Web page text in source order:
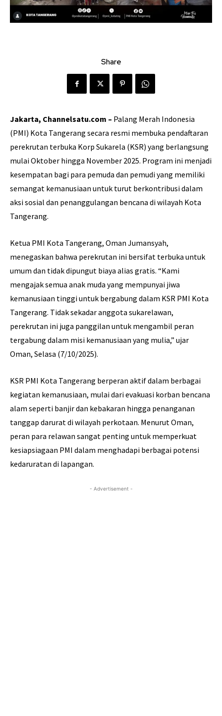
Share
Jakarta, Channelsatu.com – Palang Merah Indonesia
(PMI) Kota Tangerang secara resmi membuka pendaftaran
perekrutan terbuka Korp Sukarela (KSR) yang berlangsung
mulai Oktober hingga November 2025. Program ini menjadi
kesempatan bagi para pemuda dan pemudi yang memiliki
semangat kemanusiaan untuk turut berkontribusi dalam
aksi sosial dan penanggulangan bencana di wilayah Kota
Tangerang.
Ketua PMI Kota Tangerang, Oman Jumansyah,
menegaskan bahwa perekrutan ini bersifat terbuka untuk
umum dan tidak dipungut biaya alias gratis. “Kami
mengajak semua anak muda yang mempunyai jiwa
kemanusiaan tinggi untuk bergabung dalam KSR PMI Kota
Tangerang. Tidak sekadar anggota sukarelawan,
perekrutan ini juga panggilan untuk mengambil peran
tergabung dalam misi kemanusiaan yang mulia,” ujar
Oman, Selasa (7/10/2025).
KSR PMI Kota Tangerang berperan aktif dalam berbagai
kegiatan kemanusiaan, mulai dari evakuasi korban bencana
alam seperti banjir dan kebakaran hingga penanganan
tanggap darurat di wilayah perkotaan. Menurut Oman,
peran para relawan sangat penting untuk memperkuat
kesiapsiagaan PMI dalam menghadapi berbagai potensi
kedaruratan di lapangan.
- Advertisement -